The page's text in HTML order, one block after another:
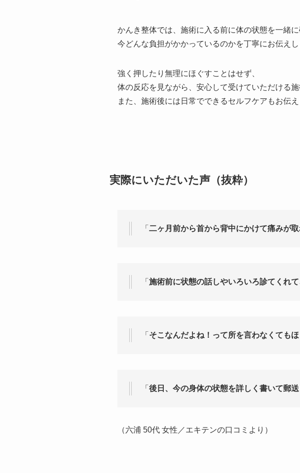
かんき整体では、施術に入る前に体の状態を一緒に
今どんな負担がかかっているのかを丁寧にお伝えし
強く押したり無理にほぐすことはせず、
体の反応を見ながら、安心して受けていただける施
また、施術後には日常でできるセルフケアもお伝え
実際にいただいた声（抜粋）
「 二ヶ月前から首から背中にかけて痛みが
「 施術前に状態の話しやいろいろ診てくれ
「 そこなんだよね！って所を言わなくても
「 後日、今の身体の状態を詳しく書いて郵
（六浦 50代 女性／エキテンの口コミより）